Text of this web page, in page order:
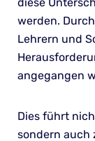
werden.
Lehrern und
angegangen
Dies führt
sondern auch